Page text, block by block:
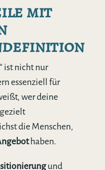
mit
ist nicht nur
essenziell für
wer deine
die Menschen,
haben.
und